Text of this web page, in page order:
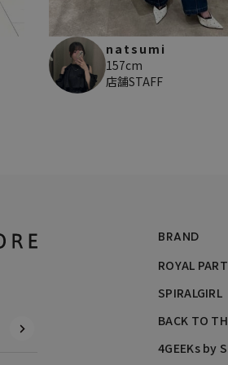
natsumi
157cm
店舗STAFF
BRAND
ROYAL
SPIRALGIRL
BACK TO
4GEEKs by